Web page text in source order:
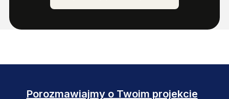
Porozmawiajmy o Twoim projekcie